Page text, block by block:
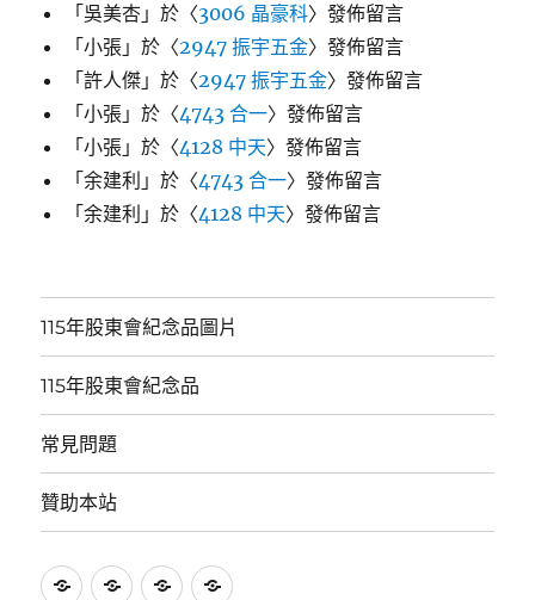
「吳美杏 」於〈3006 晶豪科〉發佈留言
「小張 」於〈2947 振宇五金〉發佈留言
「許人傑 」於〈2947 振宇五金〉發佈留言
「小張 」於〈4743 合一〉發佈留言
「小張 」於〈4128 中天〉發佈留言
「余建利 」於〈4743 合一〉發佈留言
「余建利 」於〈4128 中天〉發佈留言
115年股東會紀念品圖片
115年股東會紀念品
常見問題
贊助本站
115 115 常 贊